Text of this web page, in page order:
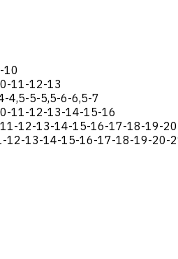
10
11-12-13
4,5-5-5,5-6-6,5-7
11-12-13-14-15-16
12-13-14-15-16-17-18-19-20
12-13-14-15-16-17-18-19-20-